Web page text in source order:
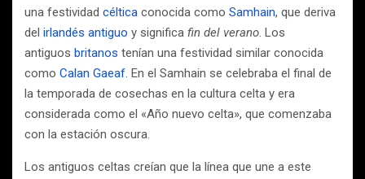
una festividad céltica conocida como Samhain, que deriva
del irlandés antiguo y significa fin del verano. Los
antiguos britanos tenían una festividad similar conocida
como Calan Gaeaf. En el Samhain se celebraba el final de
la temporada de cosechas en la cultura celta​ y era
considerada como el «Año nuevo celta», que comenzaba
con la estación oscura.
Los antiguos celtas creían que la línea que une a este